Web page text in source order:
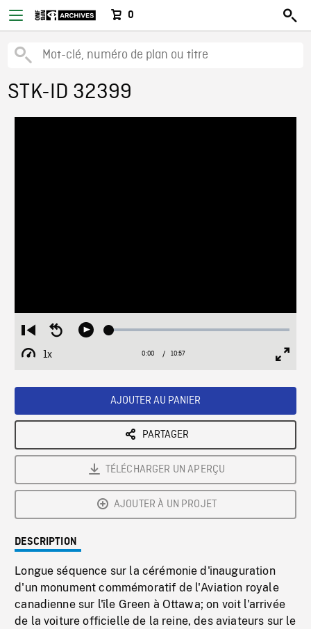
0
STK-ID 32399
Restart
from
beginning
Seek
Play Loaded:
1x
Playback
Current
0:00 / Duration
10:57
AJOUTER AU PANIER
PARTAGER
TÉLÉCHARGER UN APERÇU
AJOUTER À UN PROJET
DESCRIPTION
Longue séquence sur la cérémonie d'inauguration
d'un monument commémoratif de l'Aviation royale
canadienne sur l'île Green à Ottawa; on voit l'arrivée
de la voiture officielle de la reine, des aviateurs sur le